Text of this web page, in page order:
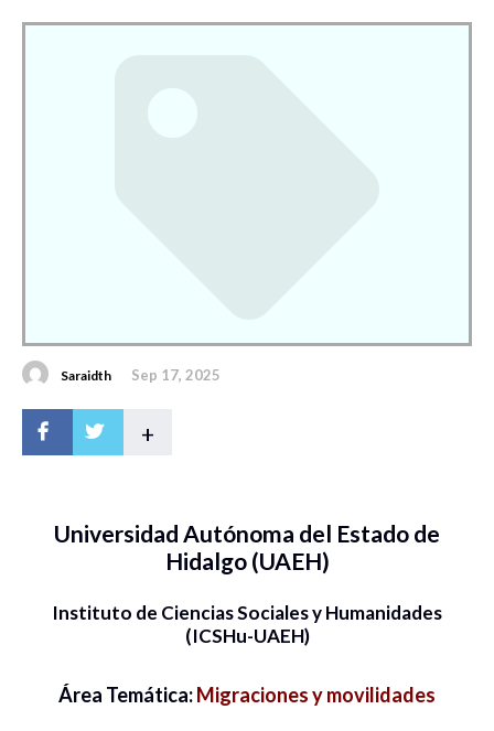
Saraidth Sep 17, 2025
+
Universidad Autónoma del Estado de
Hidalgo (UAEH)
Instituto de Ciencias Sociales y Humanidades
(ICSHu-UAEH)
Área Temática:Migraciones y movilidades